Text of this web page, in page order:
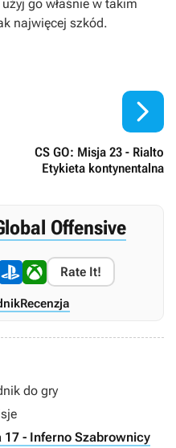
go właśnie w takim
najwięcej szkód.
CS GO: Misja 23 - Rialto
Etykieta kontynentalna

Offensive
Rate It!
Recenzja
do gry
17 - Inferno Szabrownicy